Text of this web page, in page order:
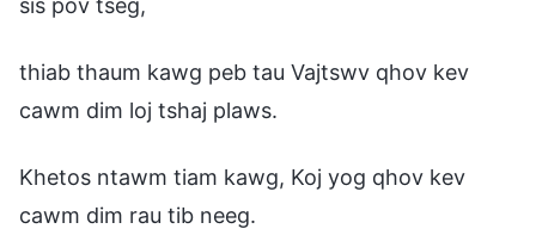
thiab thaum kawg peb tau Vajtswv qhov kev
cawm dim loj tshaj plaws.
Khetos ntawm tiam kawg, Koj yog qhov kev
cawm dim rau tib neeg.